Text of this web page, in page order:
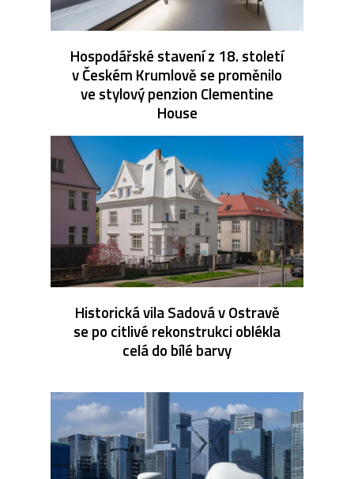
Hospodářské stavení z 18. století
v Českém Krumlově se proměnilo
ve stylový penzion Clementine
House
Historická vila Sadová v Ostravě
se po citlivé rekonstrukci oblékla
celá do bílé barvy